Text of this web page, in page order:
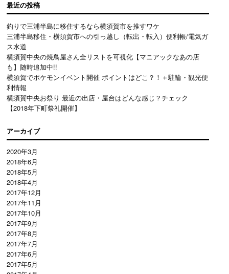
最近の投稿
釣りで三浦半島に移住するなら横須賀市を推すワケ
三浦半島移住・横須賀市への引っ越し（転出・転入）便利帳/電気ガ
ス水道
横須賀中央の焼鳥屋さん全リストを可視化【マニアックなあの店
も】随時追加中!!
横須賀でポケモンイベント開催 ポイントはどこ？！＋駐輪・観光便
利情報
横須賀中央お祭り 最近の出店・屋台はどんな感じ？チェック
【2018年下町祭礼開催】
アーカイブ
2020年3月
2018年6月
2018年5月
2018年4月
2017年12月
2017年11月
2017年10月
2017年9月
2017年8月
2017年7月
2017年6月
2017年5月